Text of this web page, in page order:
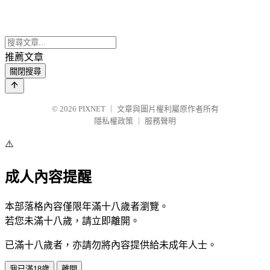
推薦文章
關閉搜尋
© 2026 PIXNET
文章與圖片權利屬原作者所有
隱私權政策
服務聲明
⚠️
成人內容提醒
本部落格內容僅限年滿十八歲者瀏覽。
若您未滿十八歲，請立即離開。
已滿十八歲者，亦請勿將內容提供給未成年人士。